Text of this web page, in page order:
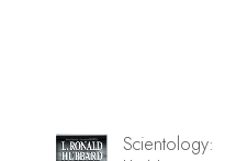
Scientology: